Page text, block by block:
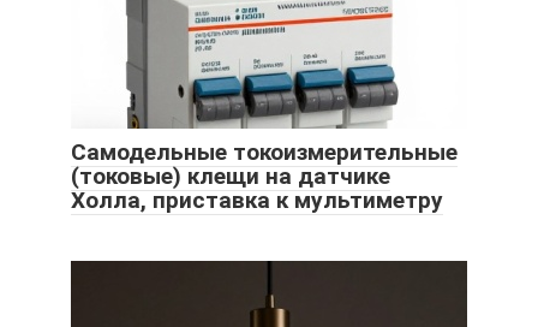
Самодельные токоизмерительные
(токовые) клещи на датчике
Холла, приставка к мультиметру